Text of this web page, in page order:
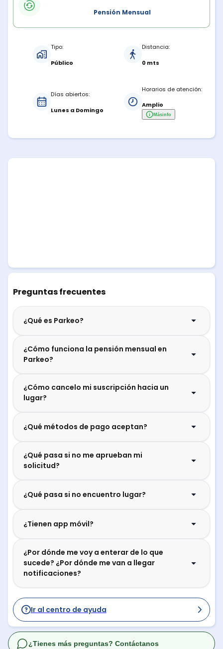
Pensión Mensual
Tipo:
Público
Distancia:
0 mts
Días abiertos:
Lunes a Domingo
Horarios de atención:
Amplio
Másinfo
Preguntas frecuentes
¿Qué es Parkeo?
¿Cómo funciona la pensión mensual en
Parkeo?
¿Cómo cancelo mi suscripción hacia un
lugar?
¿Qué métodos de pago aceptan?
¿Qué pasa si no me aprueban mi
solicitud?
¿Qué pasa si no encuentro lugar?
¿Tienen app móvil?
¿Por dónde me voy a enterar de lo que
sucede? ¿Por dónde me van a llegar
notificaciones?
Ir al centro de ayuda
¿Tienes más preguntas? Contáctanos